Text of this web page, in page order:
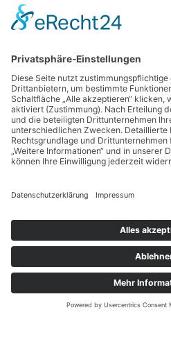
Weizenkeimlingen aus
Ballaststoffquelle